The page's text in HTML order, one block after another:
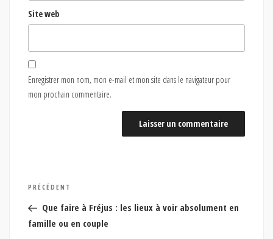
Site web
Enregistrer mon nom, mon e-mail et mon site dans le navigateur pour
mon prochain commentaire.
Navigation
de
l’article
Article
précédent
PRÉCÉDENT
Que faire à Fréjus : les lieux à voir absolument en
famille ou en couple